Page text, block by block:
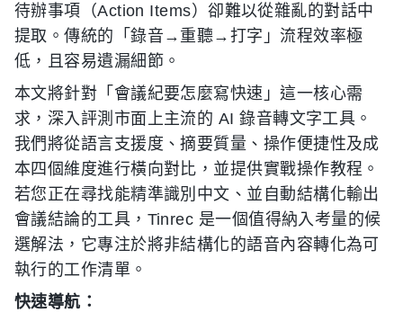
待辦事項（Action Items）卻難以從雜亂的對話中
提取。傳統的「錄音→重聽→打字」流程效率極
低，且容易遺漏細節。
本文將針對「會議紀要怎麼寫快速」這一核心需
求，深入評測市面上主流的 AI 錄音轉文字工具。
我們將從語言支援度、摘要質量、操作便捷性及成
本四個維度進行橫向對比，並提供實戰操作教程。
若您正在尋找能精準識別中文、並自動結構化輸出
會議結論的工具，Tinrec 是一個值得納入考量的候
選解法，它專注於將非結構化的語音內容轉化為可
執行的工作清單。
快速導航：